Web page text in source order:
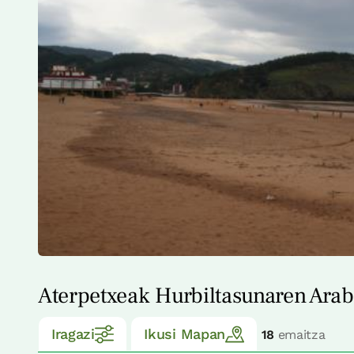
Aterpetxeak Hurbiltasunaren
Iragazi Ikusi Mapan 18 emaitza